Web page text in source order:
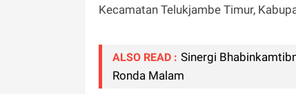
Kecamatan Telukjambe Timur,
ALSO READ : Sinergi
Ronda Malam‎